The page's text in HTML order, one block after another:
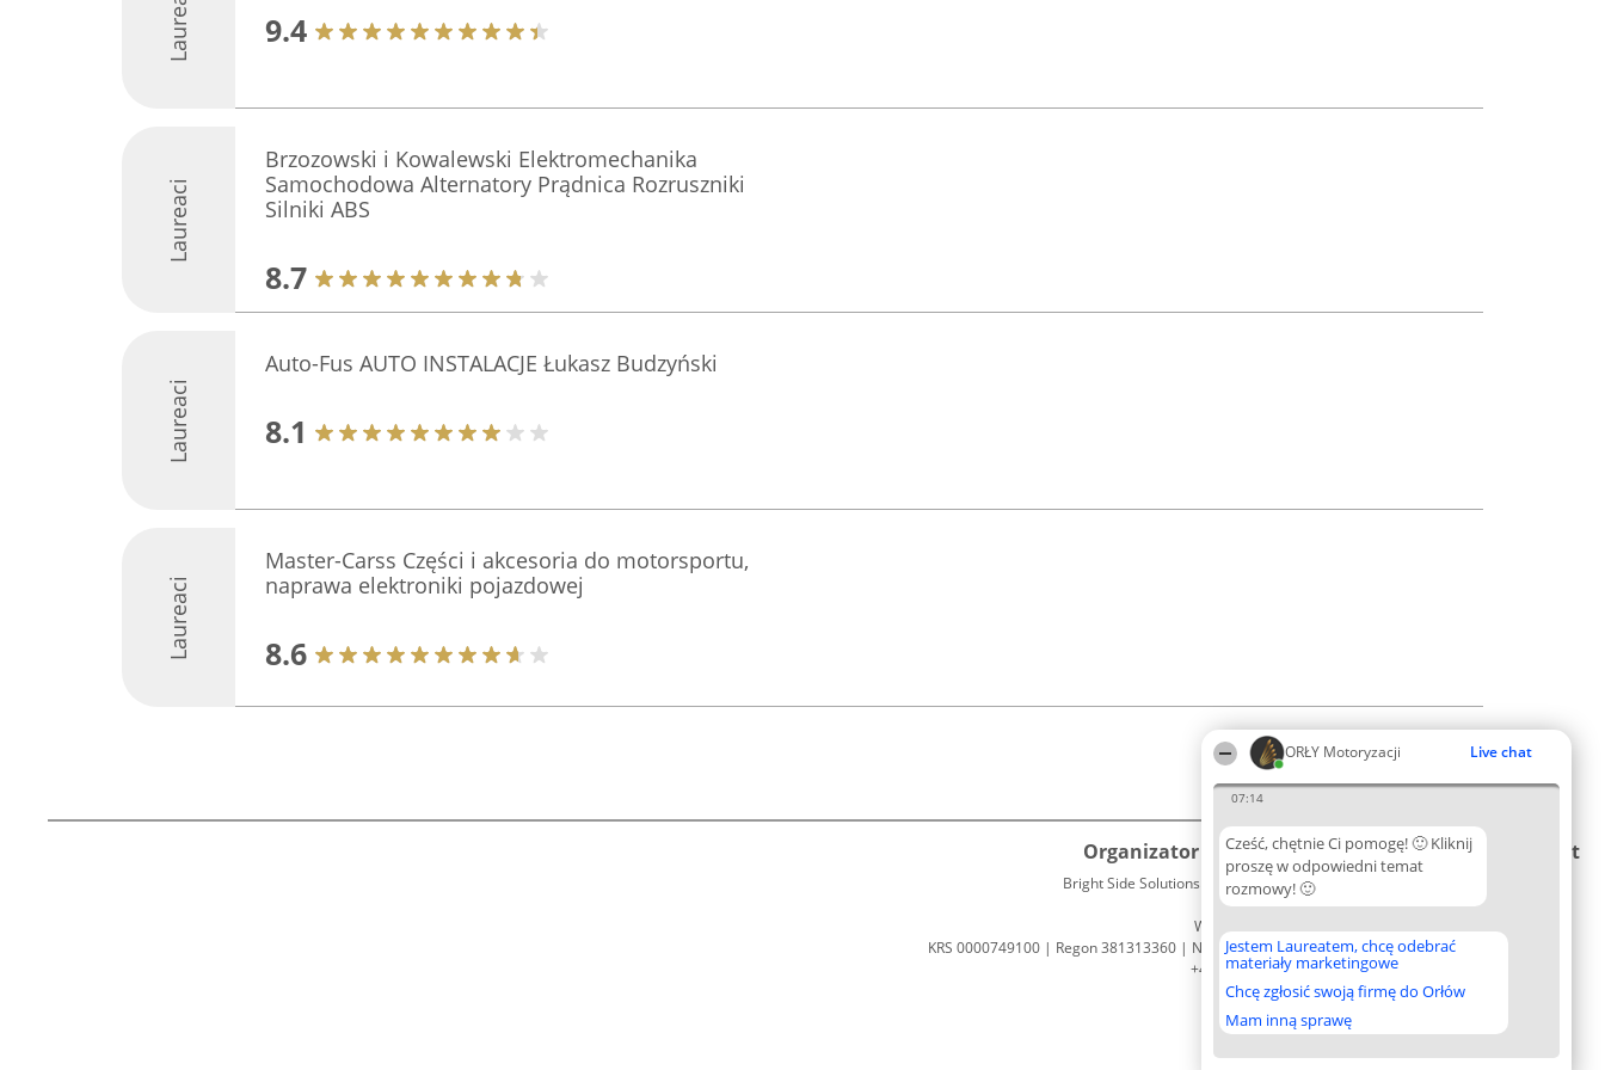
ORŁY Motoryzacji Live chat
07:14
Cześć, chętnie Ci pomogę! 🙂 Kliknij
proszę w odpowiedni temat
rozmowy! 🙂
Jestem Laureatem, chcę odebrać
materiały marketingowe
Chcę zgłosić swoją firmę do Orłów
Mam inną sprawę
Laureaci 9.4
Laureaci
Brzozowski i Kowalewski Elektromechanika
Samochodowa Alternatory Prądnica Rozruszniki
Silniki ABS
8.7
Laureaci
Auto-Fus AUTO INSTALACJE Łukasz Budzyński
8.1
Laureaci
Master-Carss Części i akcesoria do motorsportu,
naprawa elektroniki pojazdowej
8.6
Organizator plebiscytu
Bright Side Solutions sp. z o. o. sp. k.
ul. Ruska 22
Wrocław 50-079
KRS 0000749100 | Regon 381313360 | NIP 8943132676
+48 508 492 400
Plebiscyt
Lista
Laureatów
Zasady
Regulamin
Prywatności
Kontakt